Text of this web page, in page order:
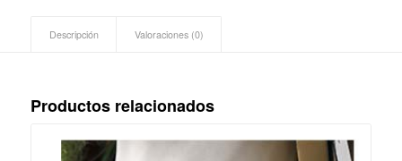
Descripción Valoraciones (0)
Productos relacionados